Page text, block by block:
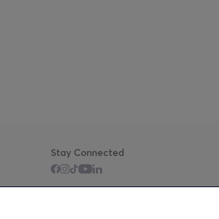
Stay Connected